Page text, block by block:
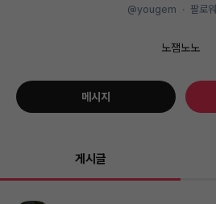
@yougem · 팔로워
노잼노노
메시지
게시글